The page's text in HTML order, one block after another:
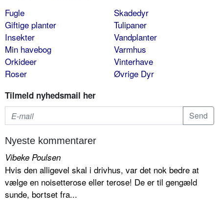
Fugle
Giftige planter
Insekter
Min havebog
Orkideer
Roser
Skadedyr
Tulipaner
Vandplanter
Varmhus
Vinterhave
Øvrige Dyr
Tilmeld nyhedsmail her
Nyeste kommentarer
Vibeke Poulsen
Hvis den alligevel skal i drivhus, var det nok bedre at
vælge en noisetterose eller terose! De er til gengæld
sunde, bortset fra...